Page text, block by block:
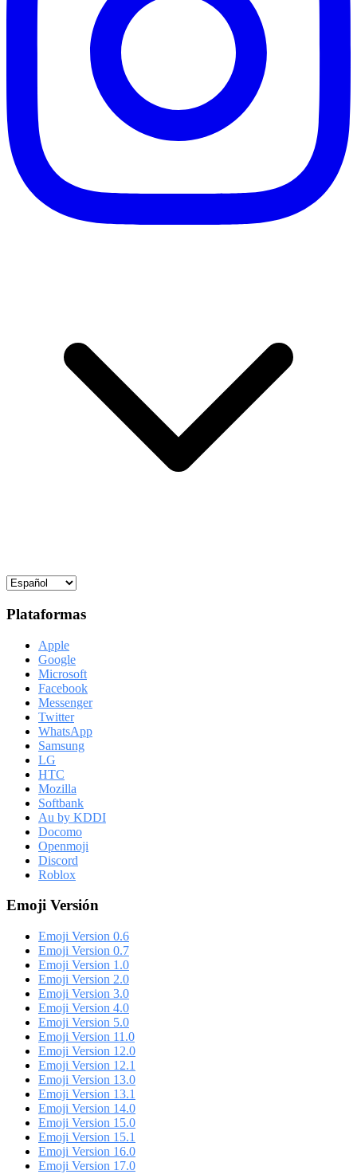
Plataformas
Apple
Google
Microsoft
Facebook
Messenger
Twitter
WhatsApp
Samsung
LG
HTC
Mozilla
Softbank
Au by KDDI
Docomo
Openmoji
Discord
Roblox
Emoji Versión
Emoji Version 0.6
Emoji Version 0.7
Emoji Version 1.0
Emoji Version 2.0
Emoji Version 3.0
Emoji Version 4.0
Emoji Version 5.0
Emoji Version 11.0
Emoji Version 12.0
Emoji Version 12.1
Emoji Version 13.0
Emoji Version 13.1
Emoji Version 14.0
Emoji Version 15.0
Emoji Version 15.1
Emoji Version 16.0
Emoji Version 17.0